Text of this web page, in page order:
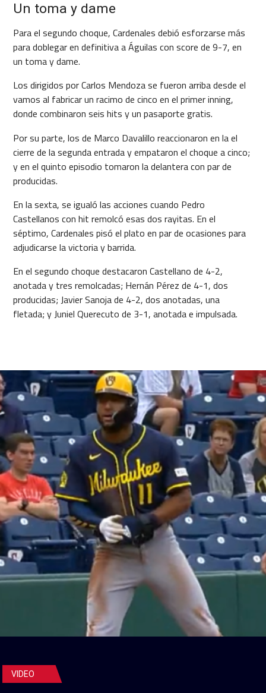
Un toma y dame
Para el segundo choque, Cardenales debió esforzarse más
para doblegar en definitiva a Águilas con score de 9-7, en
un toma y dame.
Los dirigidos por Carlos Mendoza se fueron arriba desde el
vamos al fabricar un racimo de cinco en el primer inning,
donde combinaron seis hits y un pasaporte gratis.
Por su parte, los de Marco Davalillo reaccionaron en la el
cierre de la segunda entrada y empataron el choque a cinco;
y en el quinto episodio tomaron la delantera con par de
producidas.
En la sexta, se igualó las acciones cuando Pedro
Castellanos con hit remolcó esas dos rayitas. En el
séptimo, Cardenales pisó el plato en par de ocasiones para
adjudicarse la victoria y barrida.
En el segundo choque destacaron Castellano de 4-2,
anotada y tres remolcadas; Hernán Pérez de 4-1, dos
producidas; Javier Sanoja de 4-2, dos anotadas, una
fletada; y Juniel Querecuto de 3-1, anotada e impulsada.
VIDEO